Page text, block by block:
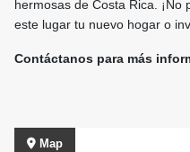
hermosas de Costa Rica.
este lugar tu nuevo hogar o
Contáctanos para más
Map